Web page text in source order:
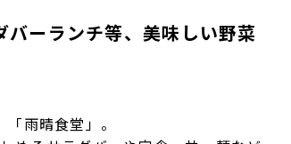
ーランチ等、美味しい野菜
雨晴食堂」。